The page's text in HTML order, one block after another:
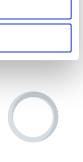
Beteiligten
wenn Sie Ihren
sein, dass Sie mit